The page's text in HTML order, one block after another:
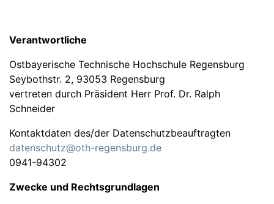
Verantwortliche
Ostbayerische Technische Hochschule Regensburg
Seybothstr. 2, 93053 Regensburg
vertreten durch Präsident Herr Prof. Dr. Ralph
Schneider
Kontaktdaten des/der Datenschutzbeauftragten
datenschutz@oth-regensburg.de
0941-94302
Zwecke und Rechtsgrundlagen